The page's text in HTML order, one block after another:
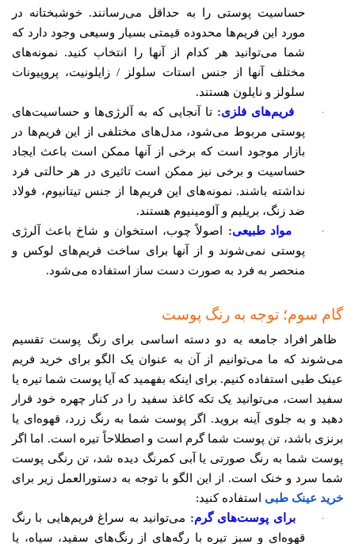
حساسیت پوستی را به حداقل می‌رسانند. خوشبختانه در
مورد این فریم‌ها محدوده قیمتی بسیار وسیعی وجود دارد که
شما می‌توانید هر کدام از آنها را انتخاب کنید. نمونه‌های
مختلف آنها از جنس استات سلولز / زایلونیت، پروپیونات
سلولز و نایلون هستند.
· فریم‌های فلزی: تا آنجایی که به آلرژی‌ها و حساسیت‌های
پوستی مربوط می‌شود، مدل‌های مختلفی از این فریم‌ها در
بازار موجود است که برخی از آنها ممکن است باعث ایجاد
حساسیت و برخی نیز ممکن است تاثیری در هر حالتی فرد
نداشته باشند. نمونه‌های این فریم‌ها از جنس تیتانیوم، فولاد
ضد زنگ، بریلیم و آلومینیوم هستند.
· مواد طبیعی: اصولاً چوب، استخوان و شاخ باعث آلرژی
پوستی نمی‌شوند و از آنها برای ساخت فریم‌های لوکس و
منحصر به فرد به صورت دست ساز استفاده می‌شود.
گام سوم؛ توجه به رنگ پوست
ظاهر افراد جامعه به دو دسته اساسی برای رنگ پوست تقسیم
می‌شوند که ما می‌توانیم از آن به عنوان یک الگو برای خرید فریم
عینک طبی استفاده کنیم. برای اینکه بفهمید که آیا پوست شما تیره یا
سفید است، می‌توانید یک تکه کاغذ سفید را در کنار چهره خود قرار
دهید و به جلوی آینه بروید. اگر پوست شما به رنگ زرد، قهوه‌ای یا
برنزی باشد، تن پوست شما گرم است و اصطلاحاً تیره است. اما اگر
پوست شما به رنگ صورتی یا آبی کمرنگ دیده شد، تن رنگی پوست
شما سرد و خنک است. از این الگو با توجه به دستورالعمل زیر برای
خرید عینک طبی استفاده کنید:
· برای پوست‌های گرم: می‌توانید به سراغ فریم‌هایی با رنگ
قهوه‌ای و سبز تیره با رگه‌های از رنگ‌های سفید، سیاه، یا